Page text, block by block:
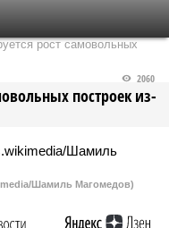
рост самовольных
построек из-
2060
Шамиль Магомедов)